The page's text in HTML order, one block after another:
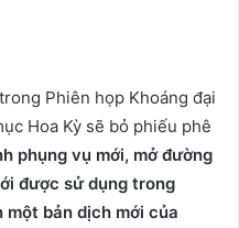
Phiên họp Khoáng đại
Hoa Kỳ sẽ bỏ phiếu phê
phụng vụ mới, mở đường
được sử dụng trong
bản dịch mới của